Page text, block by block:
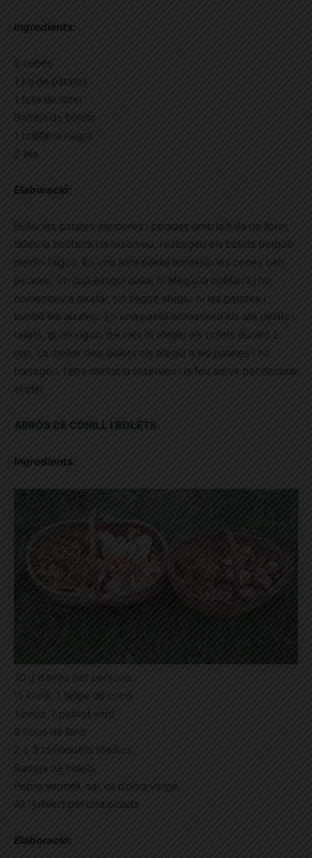
Ingredients:
2 cebes
1 kg de patates
1 fulla de llorer
Barreja de bolets
1 botifarra negra
2 alls
Elaboració:
Bulliu les patates senceres i pelades amb la fulla de llorer,
talleu la botifarra i la reserveu, i saltegeu els bolets perquè
perdin l’aigua. En una altra paella enrossiu les cebes ben
picades, un cop estigui cuita, hi afegiu la botifarra i ho
comenceu a aixafar, tot seguit afegiu-hi les patates i
també les aixafeu. En una paella enrossireu els alls pelats i
tallats, quan siguin daurats hi afegiu els bolets durant 2
min. La meitat dels bolets els afegiu a les patates i ho
barregeu, l’altra meitat la reserveu i la feu servir per decorar
el plat.
ARRÒS DE CONILL I BOLETS
Ingredients:
70 g d’arròs per persona.
½ conill, 1 fetge de conill
1 ceba, 1 pebrot verd
2 nous de llard
2 o 3 tomàquets madurs
Barreja de bolets
Pebre vermell, sal, oli d’oliva verge
All i julivert per una picada
Elaboració: